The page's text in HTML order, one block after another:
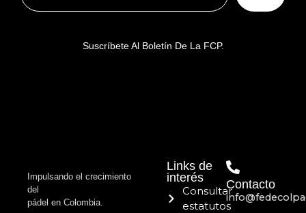
Suscríbete Al Boletín De La FCP.
Impulsando el crecimiento
del
pádel en Colombia.
Links de
interés
Consultar
estatutos
Contacto